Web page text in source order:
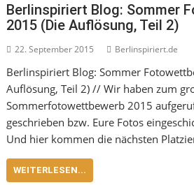
Berlinspiriert Blog: Sommer
2015 (Die Auflösung, Teil 2)
22. September 2015 Berlinspiriert.de
Berlinspiriert Blog: Sommer
Auflösung, Teil 2) // Wir haben zum
Sommerfotowettbewerb 2015
geschrieben bzw. Eure Fotos
Und hier kommen die nächsten
WEITERLESEN...